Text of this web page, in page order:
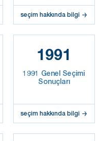
seçim hakkında bilgi
1991
1991 Genel Seçimi
Sonuçları
seçim hakkında bilgi